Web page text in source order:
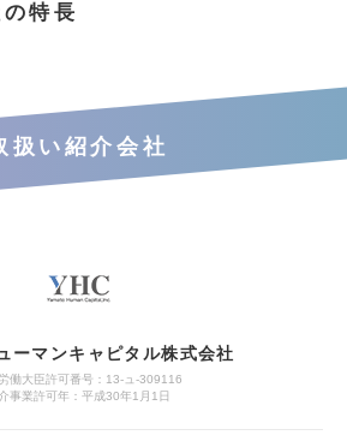
特長
扱い紹介会社
ーマンキャピタル株式会社
働大臣許可番号：13-ュ-309116
事業許可年：平成30年1月1日